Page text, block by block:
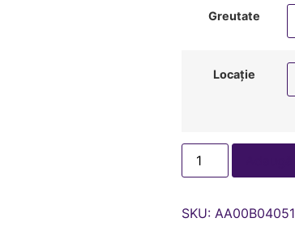
Greutate
Locație
SKU: AA00В04051